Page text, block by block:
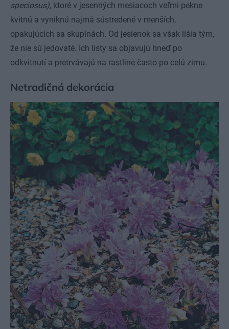
speciosus), ktoré v jesenných mesiacoch veľmi pekne
kvitnú a vyniknú najmä sústredené v menších,
opakujúcich sa skupinách. Od jesienok sa však líšia tým,
že nie sú jedovaté. Ich listy sa objavujú hneď po
odkvitnutí a pretrvávajú na rastline často po celú zimu.
Netradičná dekorácia